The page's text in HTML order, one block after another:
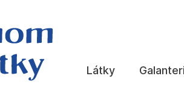
Látky